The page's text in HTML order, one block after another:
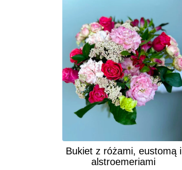
Bukiet z różami, eustomą i
alstroemeriami